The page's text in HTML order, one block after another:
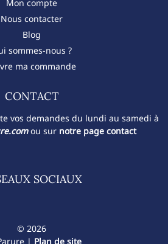
Mon compte
Nous contacter
Blog
sommes-nous ?
ma commande
CONTACT​
vos demandes du lundi au samedi à
ou sur notre page contact
SOCIAUX
© 2026
| Plan de site